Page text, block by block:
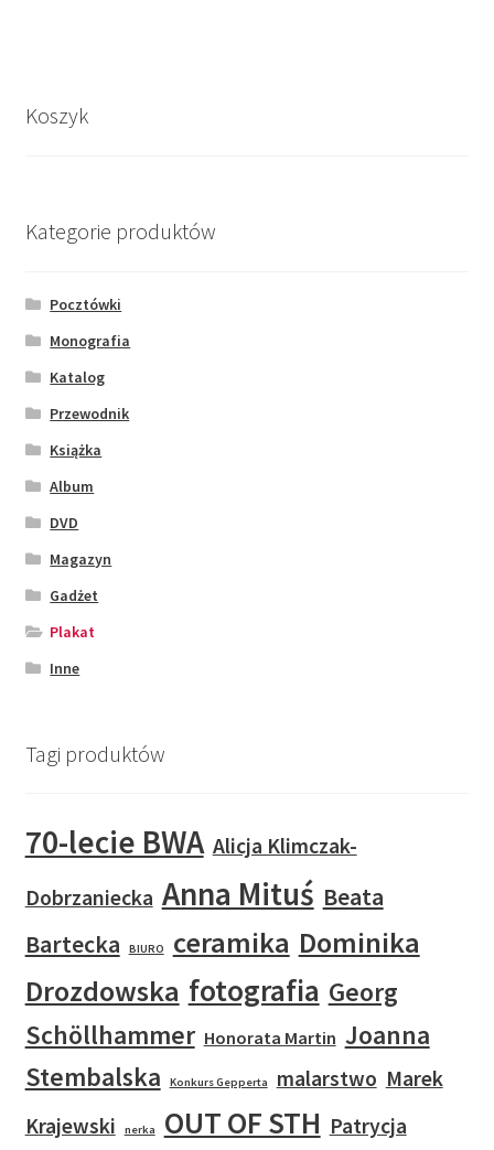
Koszyk
Kategorie produktów
Pocztówki
Monografia
Katalog
Przewodnik
Książka
Album
DVD
Magazyn
Gadżet
Plakat
Inne
Tagi produktów
70-lecie BWA Alicja Klimczak-
Dobrzaniecka Anna Mituś Beata
Bartecka
BIURO ceramika Dominika
Drozdowska fotografia Georg
Schöllhammer Honorata Martin Joanna
Stembalska
Konkurs Gepperta malarstwo Marek
Krajewski
nerka OUT OF STH Patrycja